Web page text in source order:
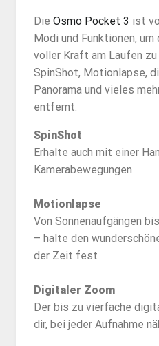
Die Osmo Pocket 3 ist
Modi und Funktionen,
voller Kraft am Laufen
SpinShot, Motionlapse,
Panorama und vieles
entfernt.
SpinShot
Erhalte auch mit einer
Kamerabewegungen
Motionlapse
Von Sonnenaufgängen
– halte den
der Zeit fest
Digitaler Zoom
Der bis zu vierfache
dir, bei jeder Aufnahme